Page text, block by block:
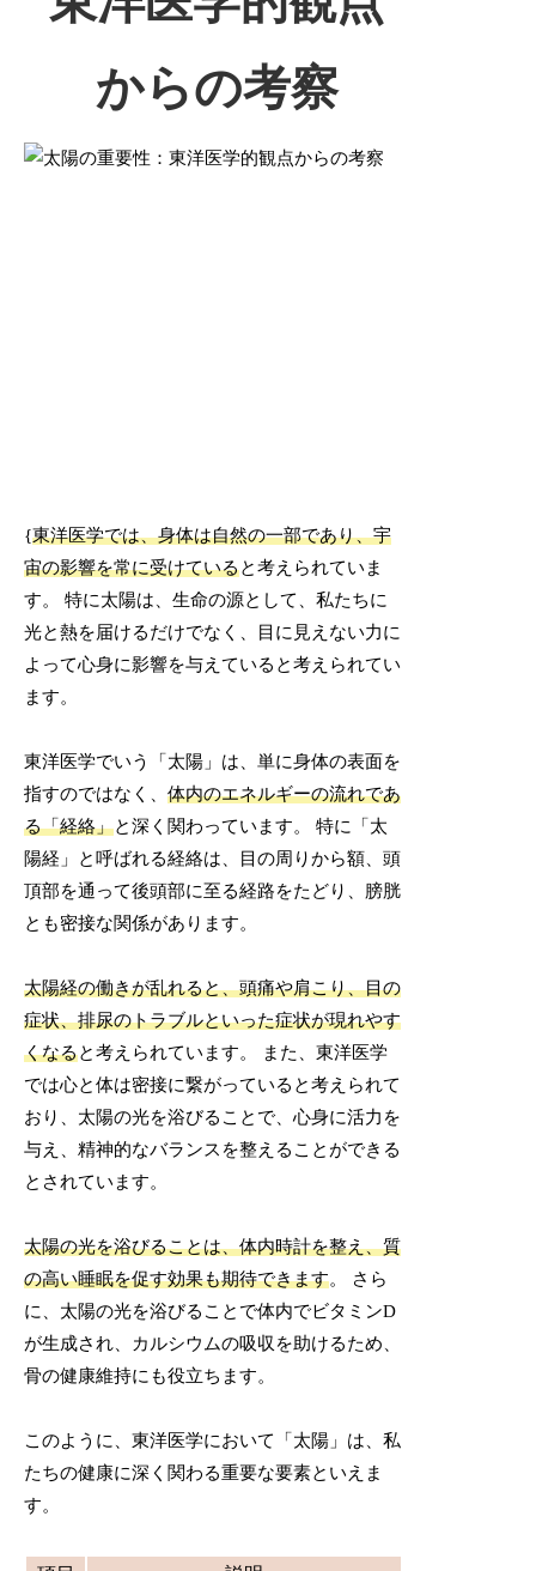
からの考察
{東洋医学では、身体は自然の一部であり、宇
宙の影響を常に受けていると考えられていま
す。 特に太陽は、生命の源として、私たちに
光と熱を届けるだけでなく、目に見えない力に
よって心身に影響を与えていると考えられてい
ます。
東洋医学でいう「太陽」は、単に身体の表面を
指すのではなく、体内のエネルギーの流れであ
る「経絡」と深く関わっています。 特に「太
陽経」と呼ばれる経絡は、目の周りから額、頭
頂部を通って後頭部に至る経路をたどり、膀胱
とも密接な関係があります。
太陽経の働きが乱れると、頭痛や肩こり、目の
症状、排尿のトラブルといった症状が現れやす
くなると考えられています。 また、東洋医学
では心と体は密接に繋がっていると考えられて
おり、太陽の光を浴びることで、心身に活力を
与え、精神的なバランスを整えることができる
とされています。
太陽の光を浴びることは、体内時計を整え、質
の高い睡眠を促す効果も期待できます。 さら
に、太陽の光を浴びることで体内でビタミンD
が生成され、カルシウムの吸収を助けるため、
骨の健康維持にも役立ちます。
このように、東洋医学において「太陽」は、私
たちの健康に深く関わる重要な要素といえま
す。